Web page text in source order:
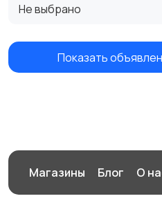
Не выбрано
Показать
Магазины Блог О